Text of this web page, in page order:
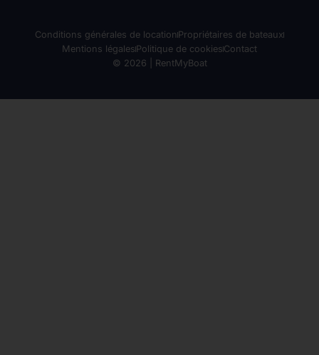
© 2026 | RentMyBoat
Conditions générales de location Propriétaires de bateaux
Mentions légales Politique de cookies Contact